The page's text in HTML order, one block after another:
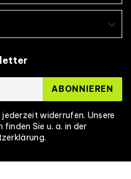

ABONNIEREN
widerrufen. Unsere
Sie u. a. in der